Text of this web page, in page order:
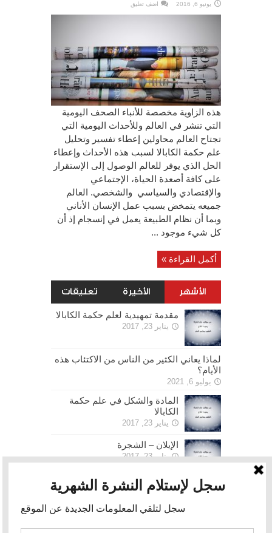
يونيو 6, 2016 اضف تعليق
هذه الزاوية مخصصة للأنباء الصحف اليومية
التي تنشر في العالم وللأحداث اليومية التي
تجتاح العالم محاولين إعطاء تفسير وتحليل
علم حكمة الكابالا لسبب هذه الأحداث وإعطاء
الحل الذي يوفر للعالم الوصول إلى الإستقرار
على كافة أصعدة الحياة، الإجتماعي
والإقتصادي والسياسي والشخصي. العالم
جميعه يتمخض بسبب عمل الإنسان الأناني
وبما أن نظام الطبيعة يعمل في إنسجام إذ أن
كل شيء موجود ...
أكمل القراءة »
الأشهر الأخيرة تعليقات
مقدمة تمهيدية لعلم حكمة الكابالا
يناير 23, 2017
لماذا يعاني الكثير من الناس من الاكتئاب هذه
الأيام؟
يوليو 6, 2021
المادة والشكل في علم حكمة
الكابالا
يناير 23, 2017
الإيلان – الشجرة
يناير 23, 2017
الحرية